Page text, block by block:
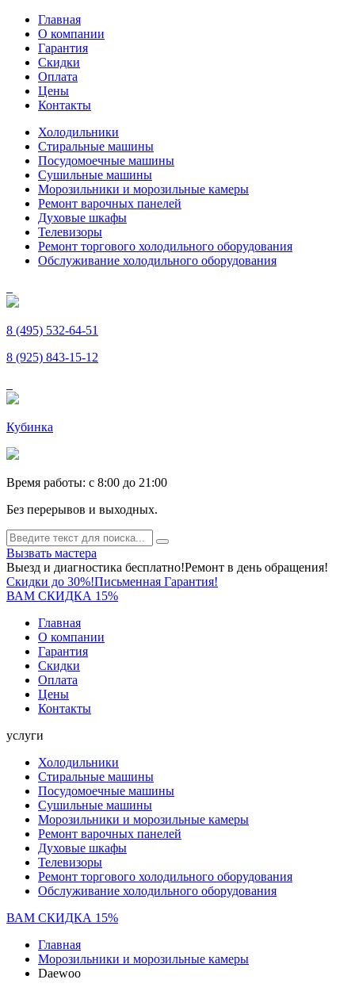
Главная
О компании
Гарантия
Скидки
Оплата
Цены
Контакты
Холодильники
Стиральные машины
Посудомоечные машины
Сушильные машины
Морозильники и морозильные камеры
Ремонт варочных панелей
Духовые шкафы
Телевизоры
Ремонт торгового холодильного оборудования
Обслуживание холодильного оборудования
8 (495) 532-64-51
8 (925) 843-15-12
Кубинка
Время работы: c 8:00 до 21:00
Без перерывов и выходных.
Вызвать мастера
Выезд и диагностика бесплатно!Ремонт в день обращения!
Скидки до 30%!Письменная Гарантия!
ВАМ СКИДКА 15%
Главная
О компании
Гарантия
Скидки
Оплата
Цены
Контакты
услуги
Холодильники
Стиральные машины
Посудомоечные машины
Сушильные машины
Морозильники и морозильные камеры
Ремонт варочных панелей
Духовые шкафы
Телевизоры
Ремонт торгового холодильного оборудования
Обслуживание холодильного оборудования
ВАМ СКИДКА 15%
Главная
Морозильники и морозильные камеры
Daewoo